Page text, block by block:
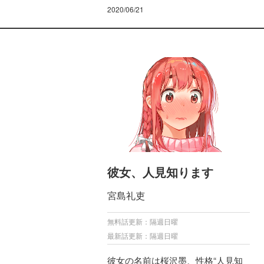
2020/06/21
彼女、人見知ります
宮島礼吏
無料話更新：隔週日曜
最新話更新：隔週日曜
彼女の名前は桜沢墨、性格“人見知